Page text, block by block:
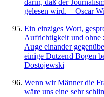
darin, daß der
gelesen wird. – Oscar
Ein einziges Wort,
Aufrichtigkeit und ohne
Auge einander
einige Dutzend Bogen
Dostojewski
Wenn wir Männer die
wäre uns eine sehr